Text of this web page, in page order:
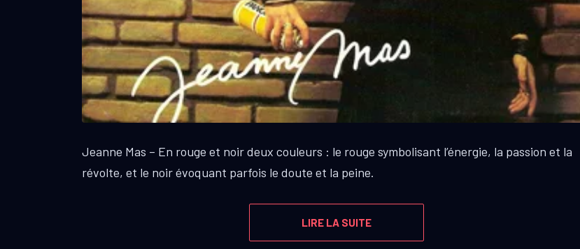
Jeanne Mas – En rouge et noir deux couleurs : le rouge symbolisant l’énergie, la passion et la
révolte, et le noir évoquant parfois le doute et la peine.
LIRE LA SUITE